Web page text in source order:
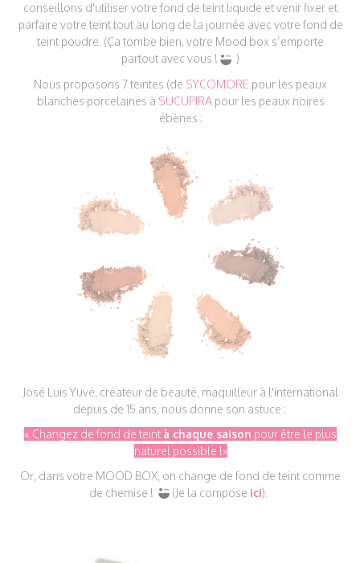
conseillons d'utiliser votre fond de teint liquide et venir fixer et
parfaire votre teint tout au long de la journée avec votre fond de
teint poudre. (Ça tombe bien, votre Mood box s’emporte
partout avec vous !
)
Nous proposons 7 teintes (de SYCOMORE pour les peaux
blanches porcelaines à SUCUPIRA pour les peaux noires
ébènes :
José Luis Yuvé, créateur de beauté, maquilleur à l'international
depuis de 15 ans, nous donne son astuce :
« Changez de fond de teint à chaque saison pour être le plus
naturel possible !»
Or, dans votre MOOD BOX, on change de fond de teint comme
de chemise !
(Je la compose ici).